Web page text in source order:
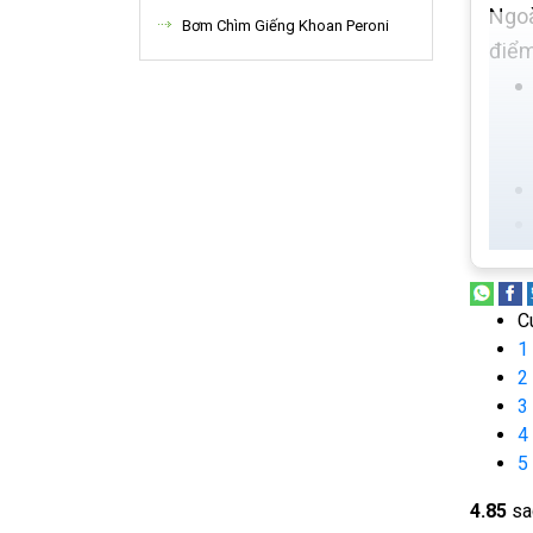
Bơm Chìm Giếng Khoan Peroni
1
2
3
4
5
4.85